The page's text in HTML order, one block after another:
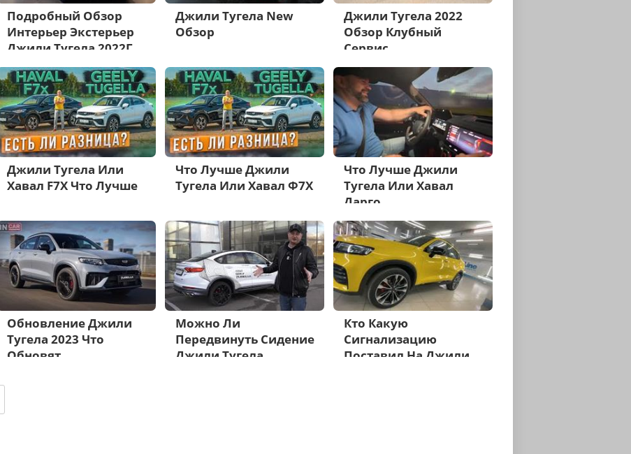
Подробный Обзор
Интерьер Экстерьер
Джили Тугела 2022Г
Джили Тугела New
Обзор
Джили Тугела 2022
Обзор Клубный
Сервис
Джили Тугела Или
Хавал F7X Что Лучше
Что Лучше Джили
Тугела Или Хавал Ф7Х
Что Лучше Джили
Тугела Или Хавал
Дарго
Обновление Джили
Тугела 2023 Что
Обновят
Можно Ли
Передвинуть Сидение
Джили Тугела
Кто Какую
Сигнализацию
Поставил На Джили